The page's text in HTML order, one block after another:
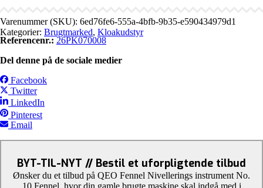
Varenummer (SKU): 6ed76fe6-555a-4bfb-9b35-e590434979d1
Kategorier: Brugtmarked, Kloakudstyr
Referencenr.: 26PK070008
Del denne på de sociale medier
Facebook
Twitter
LinkedIn
Pinterest
Email
BYT-TIL-NYT // Bestil et uforpligtende tilbud
Ønsker du et tilbud på QEO Fennel Nivellerings instrument No.